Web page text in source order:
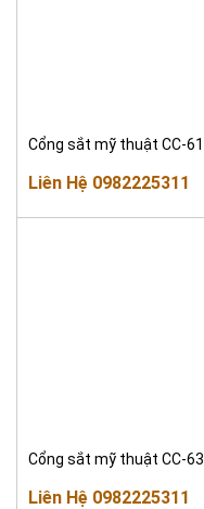
Cổng sắt mỹ thuật CC-61
Liên Hệ 0982225311
Cổng sắt mỹ thuật CC-63
Liên Hệ 0982225311